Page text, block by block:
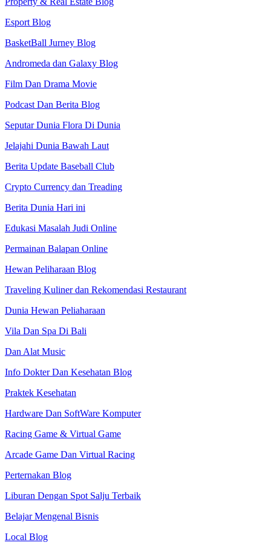
Esport Blog
BasketBall Jurney Blog
Andromeda dan Galaxy Blog
Film Dan Drama Movie
Podcast Dan Berita Blog
Seputar Dunia Flora Di Dunia
Jelajahi Dunia Bawah Laut
Berita Update Baseball Club
Crypto Currency dan Treading
Berita Dunia Hari ini
Edukasi Masalah Judi Online
Permainan Balapan Online
Hewan Peliharaan Blog
Traveling Kuliner dan Rekomendasi Restaurant
Dunia Hewan Peliaharaan
Vila Dan Spa Di Bali
Dan Alat Music
Info Dokter Dan Kesehatan Blog
Praktek Kesehatan
Hardware Dan SoftWare Komputer
Racing Game & Virtual Game
Arcade Game Dan Virtual Racing
Perternakan Blog
Liburan Dengan Spot Salju Terbaik
Belajar Mengenal Bisnis
Local Blog